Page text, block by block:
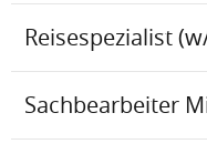
Reisespezialist
Sachbearbeiter